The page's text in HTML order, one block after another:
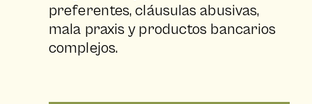
preferentes, cláusulas abusivas,
mala praxis y productos bancarios
complejos.